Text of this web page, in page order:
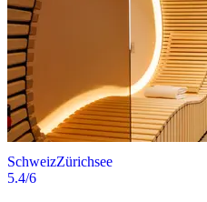
SchweizZürichsee
5.4/6